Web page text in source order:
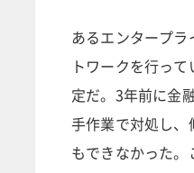
あるエンタープ
トワークを行っ
定だ。3年前に金
手作業で対処し
もできなかった